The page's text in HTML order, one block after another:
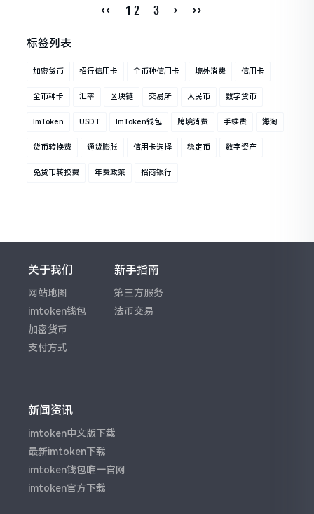
接触加密货币的新手来讲
‹‹ 1 2 3 › ››
标签列表
加密货币 招行信用卡 全币种信用卡 境外消费 信用卡
全币种卡 汇率 区块链 交易所 人民币 数字货币
ImToken USDT ImToken钱包 跨境消费 手续费 海淘
货币转换费 通货膨胀 信用卡选择 稳定币 数字资产
免货币转换费 年费政策 招商银行
关于我们
网站地图
imtoken钱包
加密货币
支付方式
新手指南
第三方服务
法币交易
新闻资讯
imtoken中文版下载
最新imtoken下载
imtoken钱包唯一官网
imtoken官方下载